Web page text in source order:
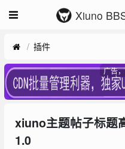
Xiuno
插件
广告
xiuno主题帖子标题
1.0